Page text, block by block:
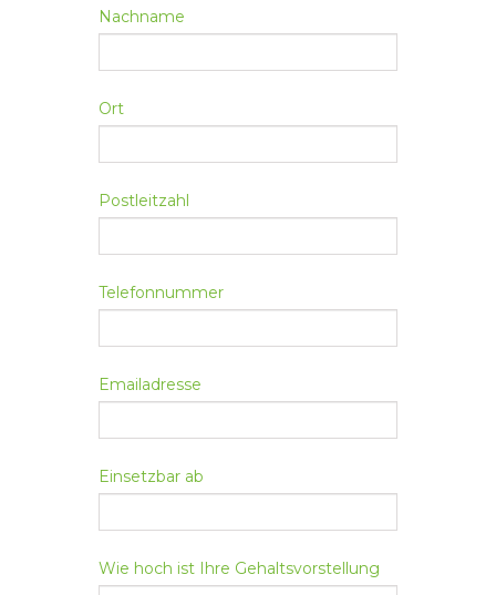
Nachname
Ort
Postleitzahl
Telefonnummer
Emailadresse
Einsetzbar ab
Wie hoch ist Ihre Gehaltsvorstellung